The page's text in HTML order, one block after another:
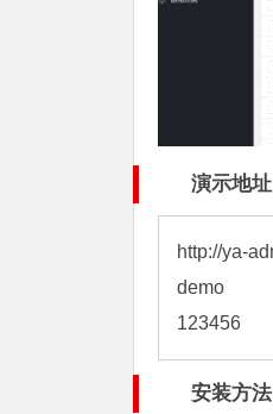
演示地
http://ya-
demo
123456
安装方法